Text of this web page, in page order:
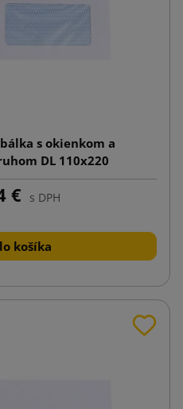
s okienkom a
DL 110x220
€ s DPH
košíka